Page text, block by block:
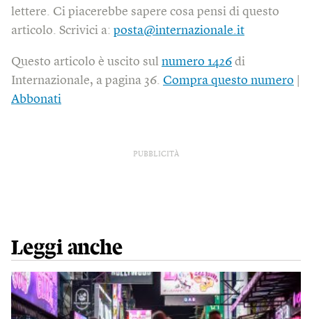
lettere. Ci piacerebbe sapere cosa pensi di questo
articolo. Scrivici a: posta@internazionale.it
Questo articolo è uscito sul numero 1426 di
Internazionale, a pagina 36. Compra questo numero
Abbonati
PUBBLICITÀ
Leggi anche